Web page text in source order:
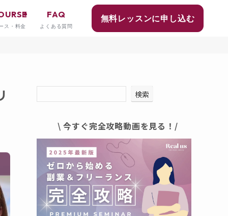
ス・料金
FAQ
よくある質問
無料レッスンに申し込む
検索
\ 今すぐ完全攻略動画を見る！/